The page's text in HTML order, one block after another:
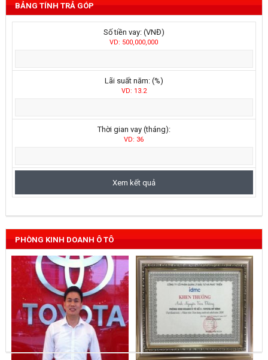
BẢNG TÍNH TRẢ GÓP
Số tiền vay: (VNĐ)
VD: 500,000,000
Lãi suất năm: (%)
VD: 13.2
Thời gian vay (tháng):
VD: 36
PHÒNG KINH DOANH Ô TÔ